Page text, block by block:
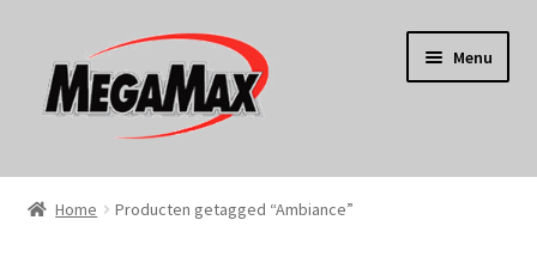
door
naar
naar
de
Menu
Home
Home Producten getagged “Ambiance”